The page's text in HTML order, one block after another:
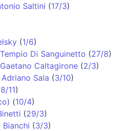
Saltini (17/3)
(1/6)
Di Sanguinetto (27/8)
Caltagirone (2/3)
Adriano Sala (3/10)
11)
(10/4)
(29/3)
Bianchi (3/3)